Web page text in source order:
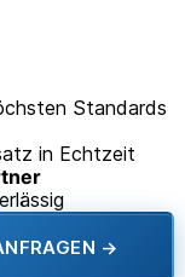
Standards
in Echtzeit
→